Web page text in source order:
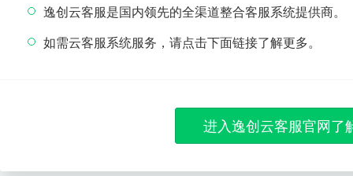
逸创云客服是国内领先的全渠道整合客服系统提供商。
如需云客服系统服务，请点击下面链接了解更多。
进入逸创云客服官网了